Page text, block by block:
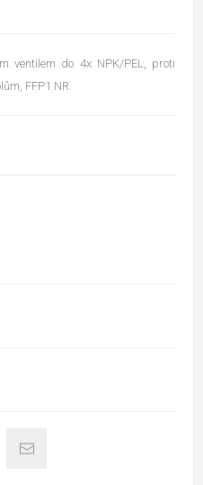
ventilem do 4x NPK/PEL, proti
FFP1 NR.